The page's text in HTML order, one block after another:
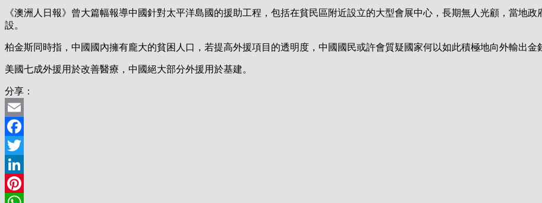
《澳洲人日報》曾大篇幅報導中國針對太平洋島國的援助工程，包括在貧民區附近設立的大型會展中心，長期無人光顧，當地
設。
柏金斯同時指，中國國內擁有龐大的貧困人口，若提高外援項目的透明度，中國國民或許會質疑國家何以如此積極地向外輸出金
美國七成外援用於改善醫療，中國絕大部分外援用於基建。
分享：
Email
Facebook
Twitter
LinkedIn